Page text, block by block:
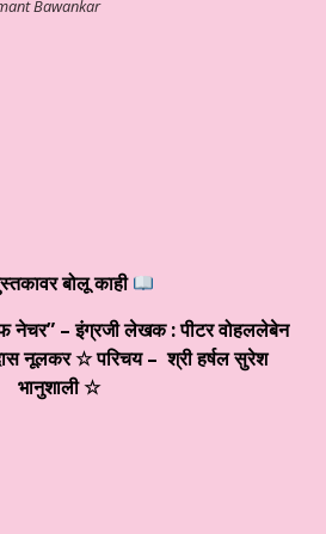
Bawankar
बोलू काही
– इंग्रजी लेखक : पीटर वोहललेबेन
नूलकर ☆ परिचय – श्री हर्षल सुरेश
भानुशाली ☆